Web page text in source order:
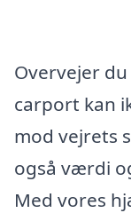
Overvejer
carport kan
mod vejrets
også værdi
Med vores